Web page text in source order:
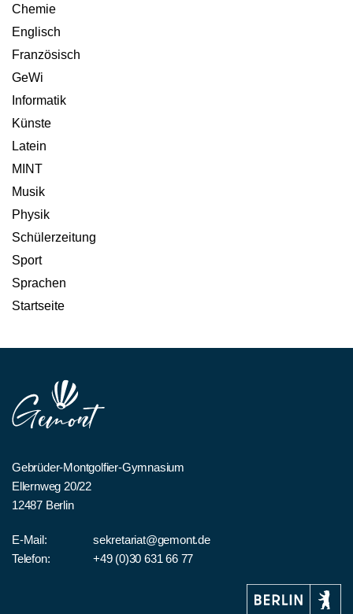
Chemie
Englisch
Französisch
GeWi
Informatik
Künste
Latein
MINT
Musik
Physik
Schülerzeitung
Sport
Sprachen
Startseite
Gebrüder-Montgolfier-Gymnasium
Ellernweg 20/22
12487 Berlin
E-Mail:
sekretariat@gemont.de
Telefon:
+49 (0)30 631 66 77